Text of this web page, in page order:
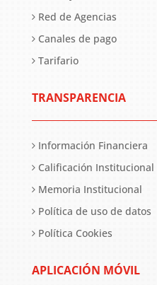
Red de Agencias
Canales de pago
Tarifario
TRANSPARENCIA
Información Financiera
Calificación Institucional
Memoria Institucional
Política de uso de datos
Política Cookies
APLICACIÓN MÓVIL